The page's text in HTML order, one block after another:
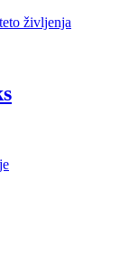
življenja